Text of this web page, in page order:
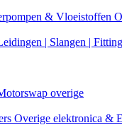
& Vloeistoffen
| Slangen |
overige
Overige elektronica &